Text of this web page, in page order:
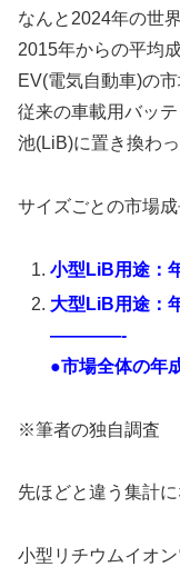
なんと2024年の世
2015年からの平均
EV(電気自動車)の
従来の車載用バッ
池(LiB)に置き換わ
サイズごとの市場
小型LiB用途：
大型LiB用途：
————-
●市場全体の年
※筆者の独自調査
先ほどと違う集計に
小型リチウムイオ